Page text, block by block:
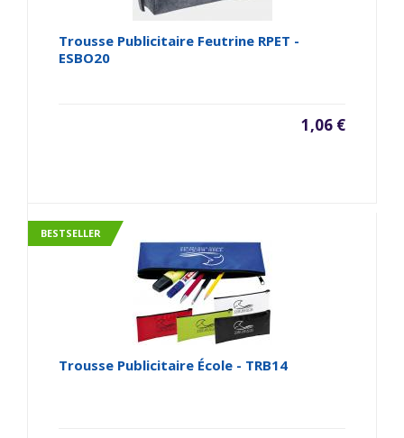
Trousse Publicitaire Feutrine RPET -
ESBO20
1,06 €
BESTSELLER
Trousse Publicitaire École - TRB14